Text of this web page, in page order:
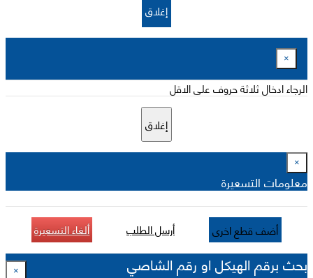
إغلاق
×
الرجاء ادخال ثلاثة حروف على الاقل
إغلاق
×
معلومات التسعيرة
أضف قطع اخرى أرسل الطلب ألغاء التسعيرة
بحث برقم الهيكل او رقم الشاصي ×